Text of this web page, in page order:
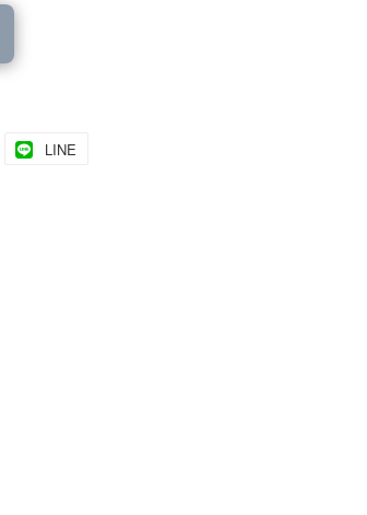
LINE